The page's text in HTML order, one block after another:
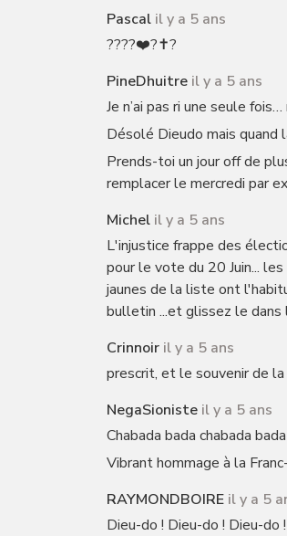
Pascal il y a 5 ans
????❤️?✝️?
PineDhuitre il y a 5 ans
Je n’ai pas ri une seule
Désolé Dieudo mais quand
Prends-toi un jour off de
remplacer le mercredi par
Michel il y a 5 ans
L'injustice frappe des
pour le vote du 20 Juin...
jaunes de la liste ont
bulletin ...et glissez le dans
Crinnoir il y a 5 ans
prescrit, et le souvenir de
NegaSioniste il y a 5 ans
Chabada bada chabada bada
Vibrant hommage à la
RAYMONDBOIRE il y a 5
Dieu-do ! Dieu-do ! Dieu-do